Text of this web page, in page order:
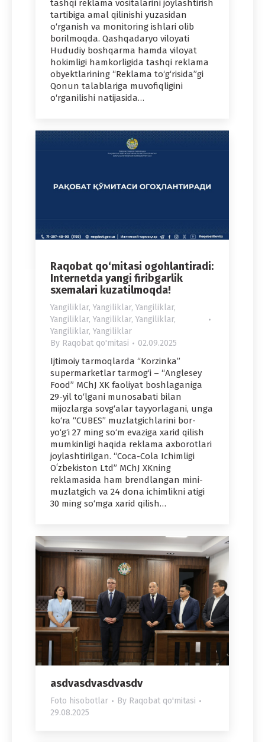
tashqi reklama vositalarini joylashtirish
tartibiga amal qilinishi yuzasidan
o‘rganish va monitoring ishlari olib
borilmoqda. Qashqadaryo viloyati
Hududiy boshqarma hamda viloyat
hokimligi hamkorligida tashqi reklama
obyektlarining “Reklama to‘g‘risida”gi
Qonun talablariga muvofiqligini
o‘rganilishi natijasida…
Raqobat qo‘mitasi ogohlantiradi:
Internetda yangi firibgarlik
sxemalari kuzatilmoqda!
Yangiliklar, Yangiliklar, Yangiliklar,
Yangiliklar, Yangiliklar, Yangiliklar,
Yangiliklar, Yangiliklar
By Raqobat qo'mitasi 02.09.2025
Ijtimoiy tarmoqlarda “Korzinka”
supermarketlar tarmog‘i – “Anglesey
Food” MChJ XK faoliyat boshlaganiga
29-yil to‘lgani munosabati bilan
mijozlarga sovg‘alar tayyorlagani, unga
ko‘ra “CUBES” muzlatgichlarini bor-
yo‘g‘i 27 ming so‘m evaziga xarid qilish
mumkinligi haqida reklama axborotlari
joylashtirilgan. “Coca-Cola Ichimligi
Oʻzbekiston Ltd” MChJ XKning
reklamasida ham brendlangan mini-
muzlatgich va 24 dona ichimlikni atigi
30 ming so‘mga xarid qilish…
asdvasdvasdvasdv
Foto hisobotlar By Raqobat qo'mitasi
29.08.2025